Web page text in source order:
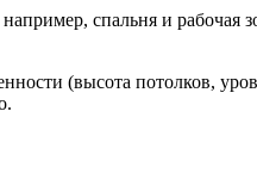
спальня и рабочая
(высота потолков,